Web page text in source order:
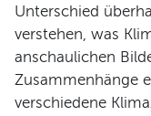
Häufige Fragen
Barrierefreiheit
ARCHIV
Unterschied
verstehen, was
anschaulichen
Zusammenhänge
verschiedene